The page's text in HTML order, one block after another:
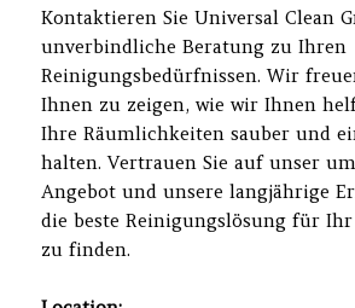
Kontaktieren Sie Universal Clean
unverbindliche Beratung zu Ihren
Reinigungsbedürfnissen. Wir
Ihnen zu zeigen, wie wir Ihnen
Ihre Räumlichkeiten sauber und
halten. Vertrauen Sie auf unser
Angebot und unsere langjährige
die beste Reinigungslösung für
zu finden.